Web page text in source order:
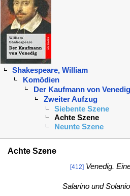
Shakespeare, William
Komödien
Der Kaufmann von Venedig
Zweiter Aufzug
Siebente Szene
Achte Szene
Neunte Szene
Achte Szene
[412] Venedig.
Salarino und